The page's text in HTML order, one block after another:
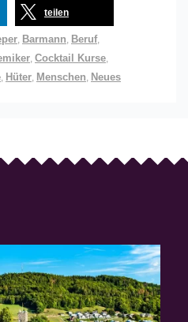
teilen
Barmann Beruf,
Cocktail Kurse
Hüter Menschen Neues